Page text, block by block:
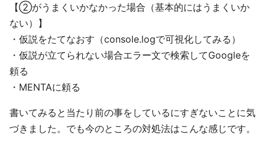
【②がうまくいかなかった場合（基本的にはうまくいか
ない）】
・仮説をたてなおす（console.logで可視化してみる）
・仮説が立てられない場合エラー文で検索してGoogleを
頼る
・MENTAに頼る
書いてみると当たり前の事をしているにすぎないことに気
づきました。でも今のところの対処法はこんな感じです。